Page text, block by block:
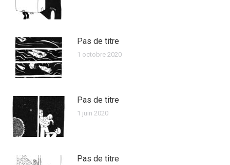
Pas de titre
1 octobre 2020
Pas de titre
1 juin 2020
Pas de titre